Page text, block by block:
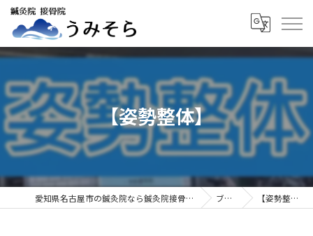
【姿勢整体】
愛知県名古屋市の鍼灸院なら鍼灸院接骨院うみそら ブログ 【姿勢整体】